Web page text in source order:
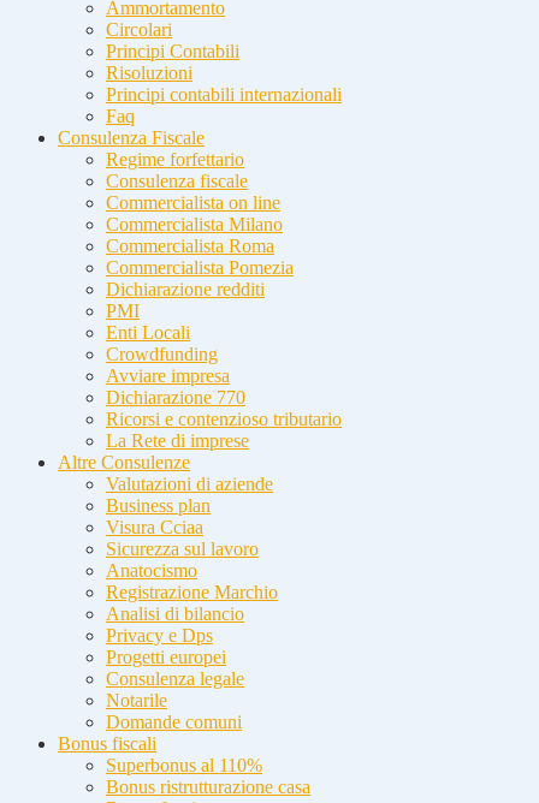
Ammortamento
Circolari
Principi Contabili
Risoluzioni
Principi contabili internazionali
Faq
Consulenza Fiscale
Regime forfettario
Consulenza fiscale
Commercialista on line
Commercialista Milano
Commercialista Roma
Commercialista Pomezia
Dichiarazione redditi
PMI
Enti Locali
Crowdfunding
Avviare impresa
Dichiarazione 770
Ricorsi e contenzioso tributario
La Rete di imprese
Altre Consulenze
Valutazioni di aziende
Business plan
Visura Cciaa
Sicurezza sul lavoro
Anatocismo
Registrazione Marchio
Analisi di bilancio
Privacy e Dps
Progetti europei
Consulenza legale
Notarile
Domande comuni
Bonus fiscali
Superbonus al 110%
Bonus ristrutturazione casa